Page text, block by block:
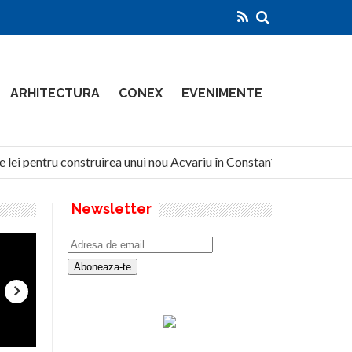
ARHITECTURA CONEX EVENIMENTE
pentru construirea unui nou Acvariu în Constanța
Newsletter